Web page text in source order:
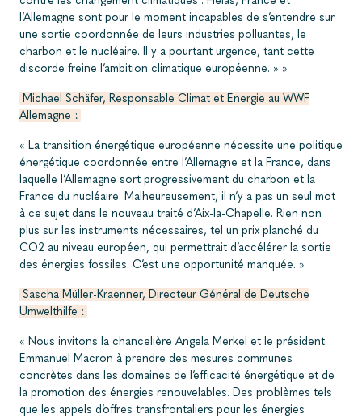
l’Allemagne sont pour le moment incapables de s’entendre sur
une sortie coordonnée de leurs industries polluantes, le
charbon et le nucléaire. Il y a pourtant urgence, tant cette
discorde freine l’ambition climatique européenne. » »
Michael Schäfer, Responsable Climat et Energie au WWF
Allemagne :
« La transition énergétique européenne nécessite une politique
énergétique coordonnée entre l’Allemagne et la France, dans
laquelle l’Allemagne sort progressivement du charbon et la
France du nucléaire. Malheureusement, il n’y a pas un seul mot
à ce sujet dans le nouveau traité d’Aix-la-Chapelle. Rien non
plus sur les instruments nécessaires, tel un prix planché du
CO2 au niveau européen, qui permettrait d’accélérer la sortie
des énergies fossiles. C’est une opportunité manquée. »
Sascha Müller-Kraenner, Directeur Général de Deutsche
Umwelthilfe :
« Nous invitons la chancelière Angela Merkel et le président
Emmanuel Macron à prendre des mesures communes
concrètes dans les domaines de l’efficacité énergétique et de
la promotion des énergies renouvelables. Des problèmes tels
que les appels d’offres transfrontaliers pour les énergies